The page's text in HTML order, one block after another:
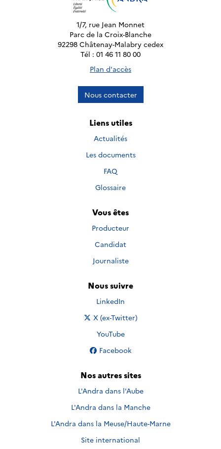
1/7, rue Jean Monnet
Parc de la Croix-Blanche
92298 Châtenay-Malabry cedex
Tél : 01 46 11 80 00
Plan d'accès
Nous contacter
Liens utiles
Actualités
Les documents
FAQ
Glossaire
Vous êtes
Producteur
Candidat
Journaliste
Nous suivre
Nous suivre sur
LinkedIn
Nous suivre sur
X (ex-Twitter)
Nous suivre sur
YouTube
Nous suivre sur
Facebook
Nos autres sites
L'Andra dans l'Aube
L'Andra dans la Manche
L'Andra dans la Meuse/Haute-Marne
Site international